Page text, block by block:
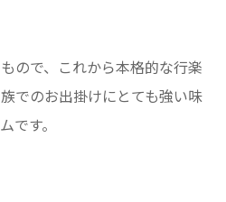
ので、これから本格的な行楽
でのお出掛けにとても強い味
です。